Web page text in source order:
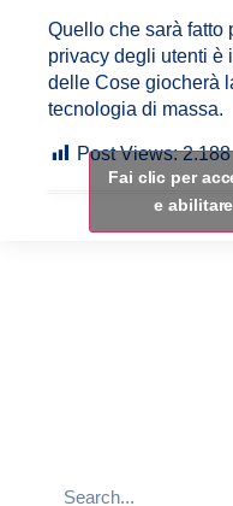
Quello che sarà fatto
privacy degli utenti è
delle Cose giocherà
tecnologia di massa.
Post Views: 2.188
Fai clic per
e